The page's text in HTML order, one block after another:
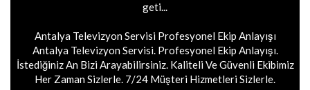
geti...
Antalya Televizyon Servisi Profesyonel Ekip Anlayışı
Antalya Televizyon Servisi. Profesyonel Ekip Anlayışı.
İstediğiniz An Bizi Arayabilirsiniz. Kaliteli Ve Güvenli Ekibimiz
Her Zaman Sizlerle. 7/24 Müşteri Hizmetleri Sizlerle.